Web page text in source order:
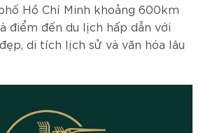
Hồ Chí Minh khoảng 600km
điểm đến du lịch hấp dẫn với
di tích lịch sử và văn hóa lâu